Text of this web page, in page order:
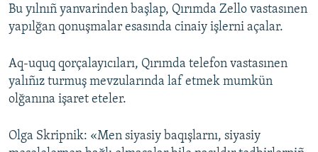
Bu yılnıñ yanvarinden başlap, Qırımda Zello vastasınen
yapılğan qonuşmalar esasında cinaiy işlerni açalar.
Aq-uquq qorçalayıcıları, Qırımda telefon vastasınen
yalıñız turmuş mevzularında laf etmek mumkün
olğanına işaret eteler.
Olga Skripnik: «Men siyasiy baqışlarnı, siyasiy